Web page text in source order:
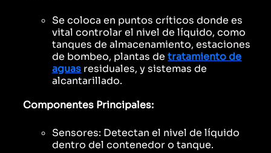
Se coloca en puntos críticos donde es
vital controlar el nivel de líquido, como
tanques de almacenamiento, estaciones
de bombeo, plantas detratamiento de
aguas residuales, y sistemas de
alcantarillado.
Componentes Principales:
Sensores: Detectan el nivel de líquido
dentro del contenedor o tanque.